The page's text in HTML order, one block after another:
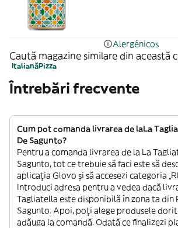
Alergénicos
Caută magazine similare din această
ItalianăPizza
Întrebări frecvente
Cum pot comanda livrarea de laLa
De Sagunto?
Pentru a comanda livrarea de la La
Sagunto, tot ce trebuie să faci este să
aplicația Glovo și să accesezi categoria
Introduci adresa pentru a vedea dacă
Tagliatella este disponibilă în zona ta din
Sagunto. Apoi, poți alege produsele
adăuga la comandă. Odată ce finalizezi